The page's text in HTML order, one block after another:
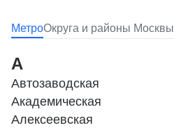
МетроОкруга и районы Москвы
А
Автозаводская
Академическая
Алексеевская